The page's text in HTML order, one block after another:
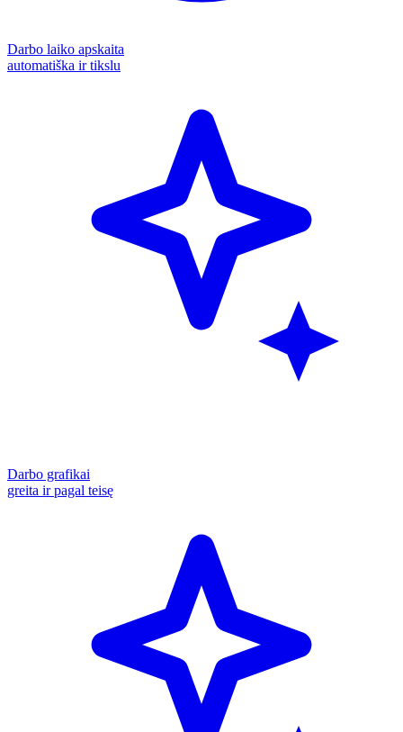
Darbo laiko apskaita
automatiška ir tikslu
Darbo grafikai
greita ir pagal teisę